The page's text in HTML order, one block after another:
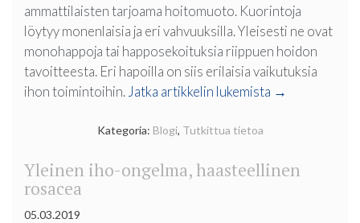
ammattilaisten tarjoama hoitomuoto. Kuorintoja
löytyy monenlaisia ja eri vahvuuksilla. Yleisesti ne ovat
monohappoja tai happosekoituksia riippuen hoidon
tavoitteesta. Eri hapoilla on siis erilaisia vaikutuksia
ihon toimintoihin. Jatka artikkelin lukemista ”Kemialliset
→
Kategoria: Blogi, Tutkittua tietoa
Yleinen iho-ongelma, haasteellinen
rosacea
05.03.2019